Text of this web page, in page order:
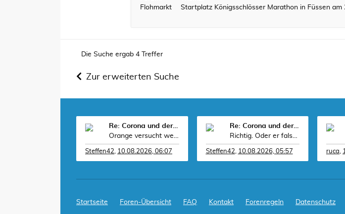
Flohmarkt
Startplatz Königsschlösser Marathon in Füssen am
Die Suche ergab 4 Treffer
Zur erweiterten Suche
Re: Corona und der Sport
Orange versucht weiterhin, David Hearn, dem Olympi
Steffen42, 10.08.2026, 06:07
Re: Corona und der Sport
Richtig. Oder er falsch beraten wird. Wer ist n
Steffen42, 10.08.2026, 05:57 ruca,
Startseite Foren-Übersicht FAQ Kontakt Forenregeln Datenschutz